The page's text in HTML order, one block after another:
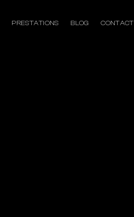
PRESTATIONS BLOG CONTACT